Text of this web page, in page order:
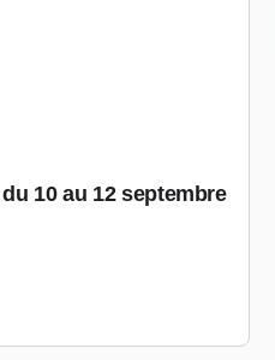
10 au 12 septembre